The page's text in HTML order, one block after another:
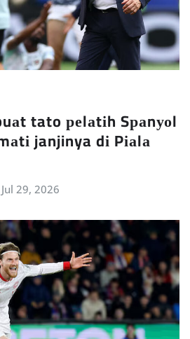
tato реlаtіh Sраnуоl
janjinya dі Pіаlа
Jul 29, 2026